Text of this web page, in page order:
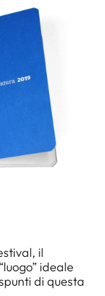
il
ideale
di questa